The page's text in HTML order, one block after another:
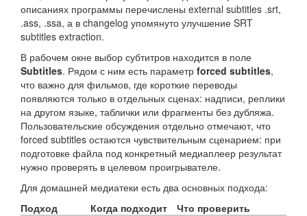
описаниях программы перечислены external subtitles .srt,
.ass, .ssa, а в changelog упомянуто улучшение SRT
subtitles extraction.
В рабочем окне выбор субтитров находится в поле
Subtitles. Рядом с ним есть параметр forced subtitles,
что важно для фильмов, где короткие переводы
появляются только в отдельных сценах: надписи, реплики
на другом языке, таблички или фрагменты без дубляжа.
Пользовательские обсуждения отдельно отмечают, что
forced subtitles остаются чувствительным сценарием: при
подготовке файла под конкретный медиаплеер результат
нужно проверять в целевом проигрывателе.
Для домашней медиатеки есть два основных подхода:
Подход
Когда подходит
Что проверить